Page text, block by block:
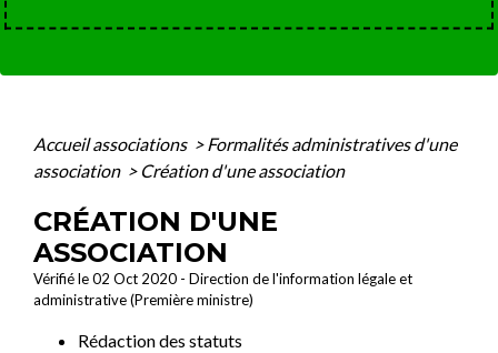
Accueil associations > Formalités administratives d'une
association > Création d'une association
CRÉATION D'UNE
ASSOCIATION
Vérifié le 02 Oct 2020 - Direction de l'information légale et
administrative (Première ministre)
Rédaction des statuts